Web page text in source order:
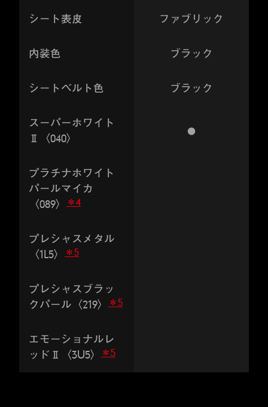
シート表皮 ファブリック
内装色 ブラック
シートベルト色 ブラック
スーパーホワイト
Ⅱ〈040〉
●
プラチナホワイト
パールマイカ
〈089〉
＊4
プレシャスメタル
〈1L5〉
＊5
プレシャスブラッ
クパール〈219〉
＊5
エモーショナルレ
ッドⅡ〈3U5〉
＊5